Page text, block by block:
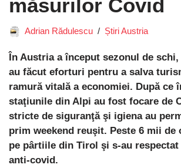
măsurilor Covid
Adrian Rădulescu Știri Austria
În Austria a început sezonul de
au făcut eforturi pentru a salva
ramură vitală a economiei. După ce
staţiunile din Alpi au fost focare de
stricte de siguranţă şi igiena au
prim weekend reuşit. Peste 6 mii de
pe pârtiile din Tirol şi s-au
anti-covid.